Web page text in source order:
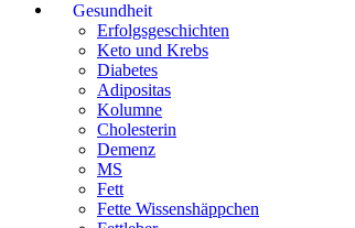
Gesundheit
Erfolgsgeschichten
Keto und Krebs
Diabetes
Adipositas
Kolumne
Cholesterin
Demenz
MS
Fett
Fette Wissenshäppchen